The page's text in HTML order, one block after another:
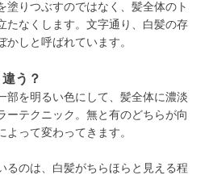
塗りつぶすのではなく、髪全体のト
たなくします。文字通り、白髪の存
しと呼ばれています。
う？
部を明るい色にして、髪全体に濃淡
ーテクニック。無と有のどちらが向
って変わってきます。
るのは、白髪がちらほらと見える程